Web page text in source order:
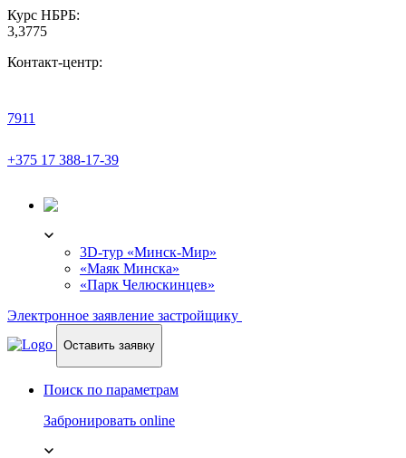
Курс НБРБ:
3,3775
Контакт-центр:
7911
+375 17 388-17-39
3D-тур «Минск-Мир»
«Маяк Минска»
«Парк Челюскинцев»
Электронное заявление застройщику
Оставить заявку
Поиск по параметрам
Забронировать online